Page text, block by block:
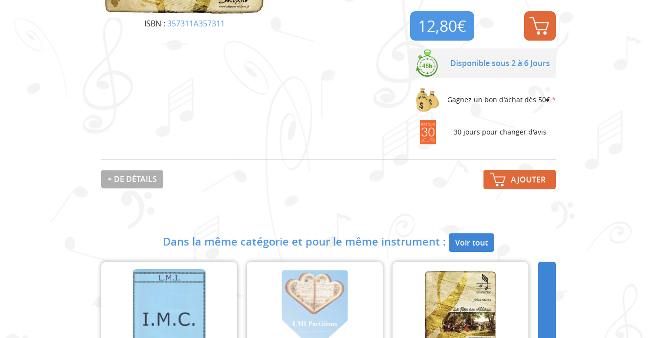
ISBN : 357311A357311 12,80€
Disponible sous 2 à 6 Jours
Gagnez un bon d'achat dès 50€ *
30 jours pour changer d'avis
+ DE DÉTAILS AJOUTER
Dans la même catégorie et pour le même instrument : Voir tout